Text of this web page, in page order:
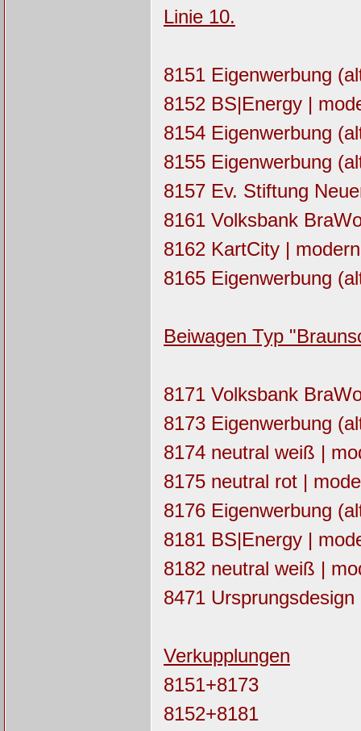
Linie 10.
8151 Eigenwerbung
8152 BS|Energy |
8154 Eigenwerbung
8155 Eigenwerbung
8157 Ev. Stiftung
8161 Volksbank
8162 KartCity |
8165 Eigenwerbung
Beiwagen Typ
8171 Volksbank
8173 Eigenwerbung
8174 neutral weiß |
8175 neutral rot |
8176 Eigenwerbung
8181 BS|Energy |
8182 neutral weiß |
8471 Ursprungsdesign
Verkupplungen
8151+8173
8152+8181